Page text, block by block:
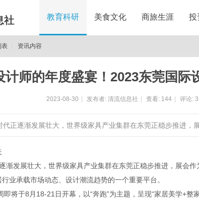
社 教育科研 美食文化 商旅生涯 投
表 资讯内容
计师的年度盛宴！2023东莞国际
2023-08-30 发布者: 清流信息社 查看: 144 评论: 3
代正逐渐发展壮大，世界级家具产业集群在东莞正稳步推进，
渐发展壮大，世界级家具产业集群在东莞正稳步推进，展会
业承载市场动态、设计潮流趋势的一个重要平台。
即将于8月18-21日开幕，以“奔跑”为主题，呈现“家居美学+整